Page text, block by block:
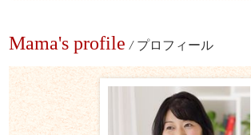
Mama's profile / プロフィール